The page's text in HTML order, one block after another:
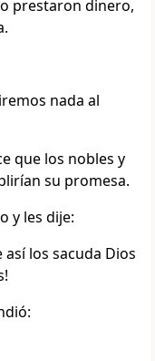
prestaron dinero,
nada al
que los nobles y
su promesa.
y les dije:
los sacuda Dios